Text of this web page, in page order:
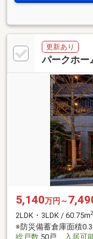
更新あり
パークホ
5,140万円～
2LDK・3LDK / 60.75m2
※防災備蓄倉庫面積
総戸数 50戸 入居可